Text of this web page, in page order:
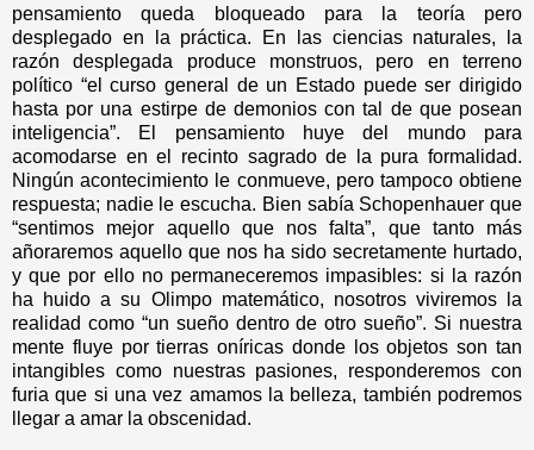
pensamiento queda bloqueado para la teoría pero
desplegado en la práctica. En las ciencias naturales, la
razón desplegada produce monstruos, pero en terreno
político “el curso general de un Estado puede ser dirigido
hasta por una estirpe de demonios con tal de que posean
inteligencia”. El pensamiento huye del mundo para
acomodarse en el recinto sagrado de la pura formalidad.
Ningún acontecimiento le conmueve, pero tampoco obtiene
respuesta; nadie le escucha. Bien sabía Schopenhauer que
“sentimos mejor aquello que nos falta”, que tanto más
añoraremos aquello que nos ha sido secretamente hurtado,
y que por ello no permaneceremos impasibles: si la razón
ha huido a su Olimpo matemático, nosotros viviremos la
realidad como “un sueño dentro de otro sueño”. Si nuestra
mente fluye por tierras oníricas donde los objetos son tan
intangibles como nuestras pasiones, responderemos con
furia que si una vez amamos la belleza, también podremos
llegar a amar la obscenidad.